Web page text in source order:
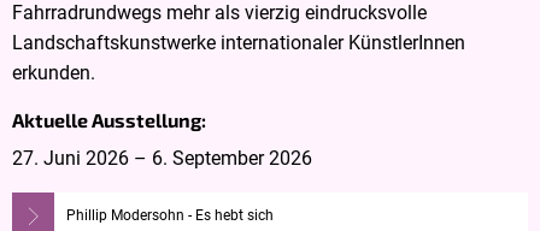
Fahrradrundwegs mehr als vierzig eindrucksvolle
Landschaftskunstwerke internationaler KünstlerInnen
erkunden.
Aktuelle Ausstellung:
27. Juni 2026 – 6. September 2026
Phillip Modersohn - Es hebt sich